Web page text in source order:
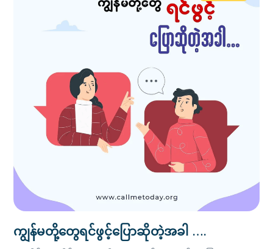
ကျွန်မတို့တွေရင်ဖွင့်ပြောဆိုတဲ့အခါ ….